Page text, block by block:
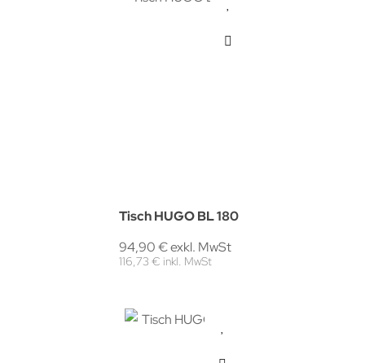
Tisch HUGO BL 180
94,90 € exkl. MwSt
116,73 € inkl. MwSt